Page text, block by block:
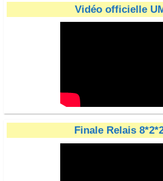
Vidéo officielle
Finale Relais